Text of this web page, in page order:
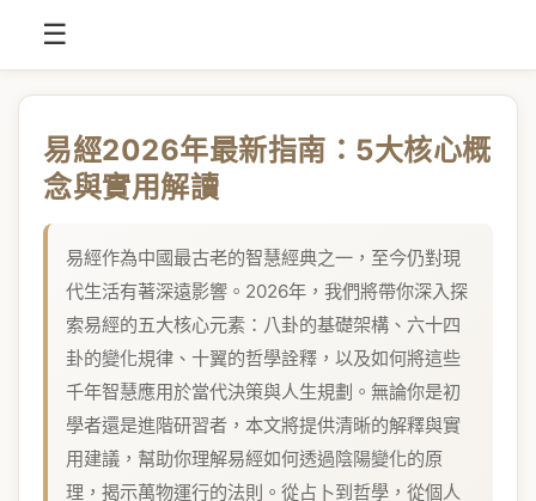
☰
易經2026年最新指南：5大核心概
念與實用解讀
易經作為中國最古老的智慧經典之一，至今仍對現
代生活有著深遠影響。2026年，我們將帶你深入探
索易經的五大核心元素：八卦的基礎架構、六十四
卦的變化規律、十翼的哲學詮釋，以及如何將這些
千年智慧應用於當代決策與人生規劃。無論你是初
學者還是進階研習者，本文將提供清晰的解釋與實
用建議，幫助你理解易經如何透過陰陽變化的原
理，揭示萬物運行的法則。從占卜到哲學，從個人